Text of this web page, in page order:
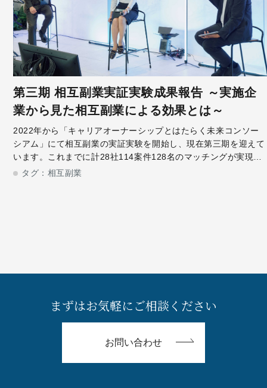
第三期 相互副業実証実験成果報告 ～実施企
業から見た相互副業による効果とは～
2022年から「キャリアオーナーシップとはたらく未来コンソー
シアム」にて相互副業の実証実験を開始し、現在第三期を迎えて
います。これまでに計28社114案件128名のマッチングが実現、
相互副業が誕生しました。今回は相互副業を実施した、日本たば
タグ： 相互副業
まずはお気軽にご相談ください
お問い合わせ